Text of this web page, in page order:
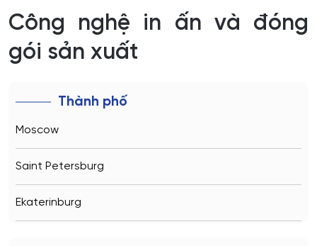
Công nghệ in ấn và đóng
gói sản xuất
Thành phố
Moscow
Saint Petersburg
Ekaterinburg